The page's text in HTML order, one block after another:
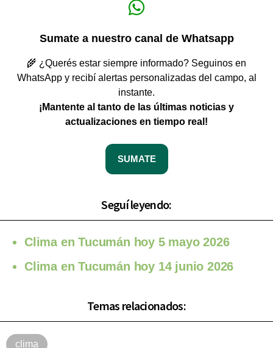
Sumate a nuestro canal de Whatsapp
🌾 ¿Querés estar siempre informado? Seguinos en
WhatsApp y recibí alertas personalizadas del campo, al
instante.
¡Mantente al tanto de las últimas noticias y
actualizaciones en tiempo real!
SUMATE
Seguí leyendo:
Clima en Tucumán hoy 5 mayo 2026
Clima en Tucumán hoy 14 junio 2026
Temas relacionados:
clima